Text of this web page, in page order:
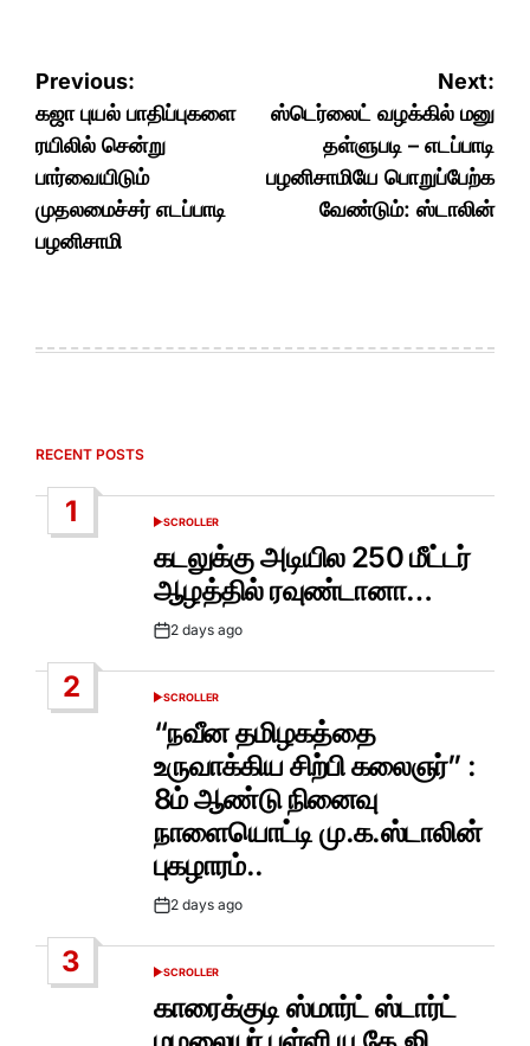
Post
navigation
Previous:
கஜா புயல் பாதிப்புகளை
ரயிலில் சென்று
பார்வையிடும்
முதலமைச்சர் எடப்பாடி
பழனிசாமி
Next:
ஸ்டெர்லைட் வழக்கில் மனு
தள்ளுபடி – எடப்பாடி
பழனிசாமியே பொறுப்பேற்க
வேண்டும்: ஸ்டாலின்
RECENT POSTS
1
POSTED
SCROLLER
கடலுக்கு அடியில 250 மீட்டர்
ஆழத்தில் ரவுண்டானா…
Post2 days ago
2
POSTED
SCROLLER
“நவீன தமிழகத்தை
உருவாக்கிய சிற்பி கலைஞர்” :
8ம் ஆண்டு நினைவு
நாளையொட்டி மு.க.ஸ்டாலின்
புகழாரம்..
Post2 days ago
3
POSTED
SCROLLER
காரைக்குடி ஸ்மார்ட் ஸ்டார்ட்